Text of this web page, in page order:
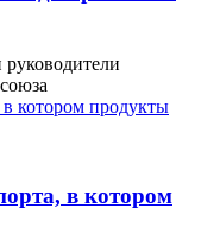
в котором